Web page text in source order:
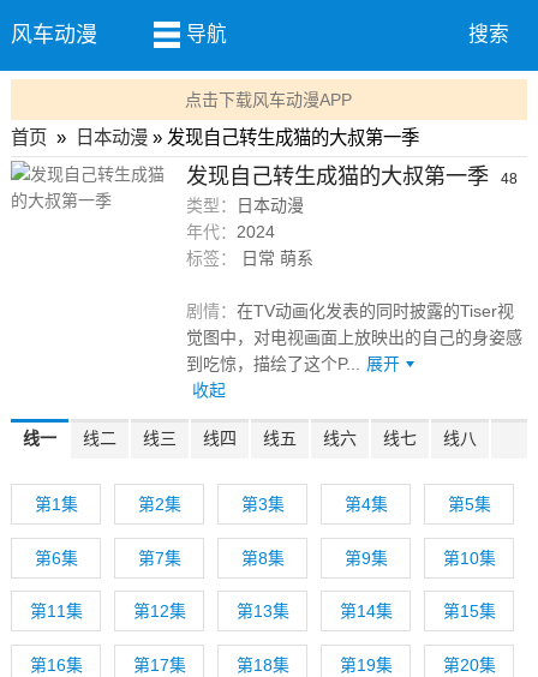
风车动漫 导航 搜索
点击下载风车动漫APP
首页 » 日本动漫» 发现自己转生成猫的大叔第一季
发现自己转生成猫的大叔第一季
48
集
类型：
日本动漫
年代： 2024
标签：
日常 萌系
剧情：在TV动画化发表的同时披露的Tiser视
觉图中，对电视画面上放映出的自己的身姿感
到吃惊，描绘了这个P...
展开
收起
线一 线二 线三 线四 线五 线六 线七 线八
第1集 第2集 第3集 第4集 第5集
第6集 第7集 第8集 第9集 第10集
第11集 第12集 第13集 第14集 第15集
第16集 第17集 第18集 第19集 第20集